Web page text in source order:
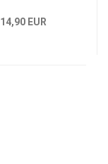
14,90 EUR